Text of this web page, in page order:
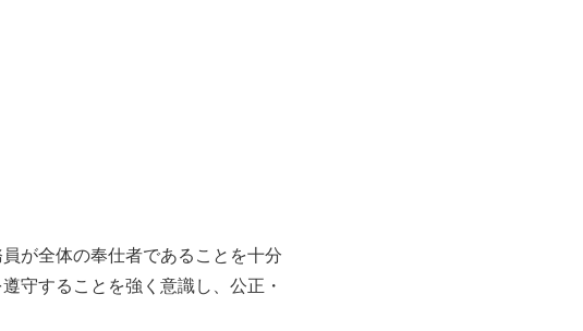
が全体の奉仕者であることを十分
守することを強く意識し、公正・